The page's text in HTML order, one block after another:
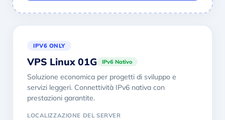
IPV6 ONLY
VPS Linux 01G IPv6 Nativo
Soluzione economica per progetti di sviluppo e
servizi leggeri. Connettività IPv6 nativa con
prestazioni garantite.
LOCALIZZAZIONE DEL SERVER